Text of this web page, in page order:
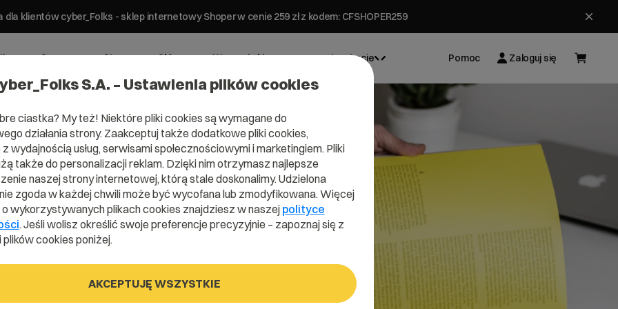
klientów cyber_Folks - sklep internetowy Shoper w cenie 259 zł z kodem: CFSHOPER259
Serwery Strony Sklepy Wsparcie biznesowe Inspiracje Pomoc Zaloguj się
S.A. – Ustawienia plików cookies
ciastka? My też! Niektóre pliki cookies są wymagane do
działania strony. Zaakceptuj także dodatkowe pliki cookies,
wydajnością usług, serwisami społecznościowymi i marketingiem. Pliki
także do personalizacji reklam. Dzięki nim otrzymasz najlepsze
naszej strony internetowej, którą stale doskonalimy. Udzielona
zgoda w każdej chwili może być wycofana lub zmodyfikowana. Więcej
wykorzystywanych plikach cookies znajdziesz w naszej polityce
. Jeśli wolisz określić swoje preferencje precyzyjnie – zapoznaj się z
cookies poniżej.
AKCEPTUJĘ WSZYSTKIE